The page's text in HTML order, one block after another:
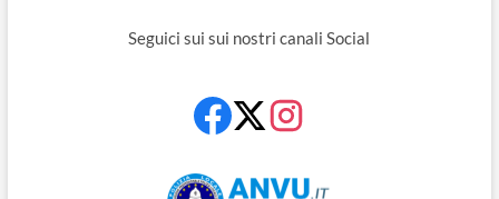
Seguici sui sui nostri canali Social